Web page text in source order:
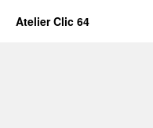
Atelier Clic 64